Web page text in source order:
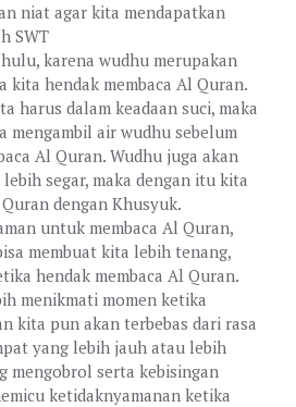
niat agar kita mendapatkan
SWT
karena wudhu merupakan
kita hendak membaca Al Quran.
harus dalam keadaan suci, maka
mengambil air wudhu sebelum
Al Quran. Wudhu juga akan
segar, maka dengan itu kita
dengan Khusyuk.
untuk membaca Al Quran,
membuat kita lebih tenang,
hendak membaca Al Quran.
menikmati momen ketika
kita pun akan terbebas dari rasa
yang lebih jauh atau lebih
mengobrol serta kebisingan
ketidaknyamanan ketika